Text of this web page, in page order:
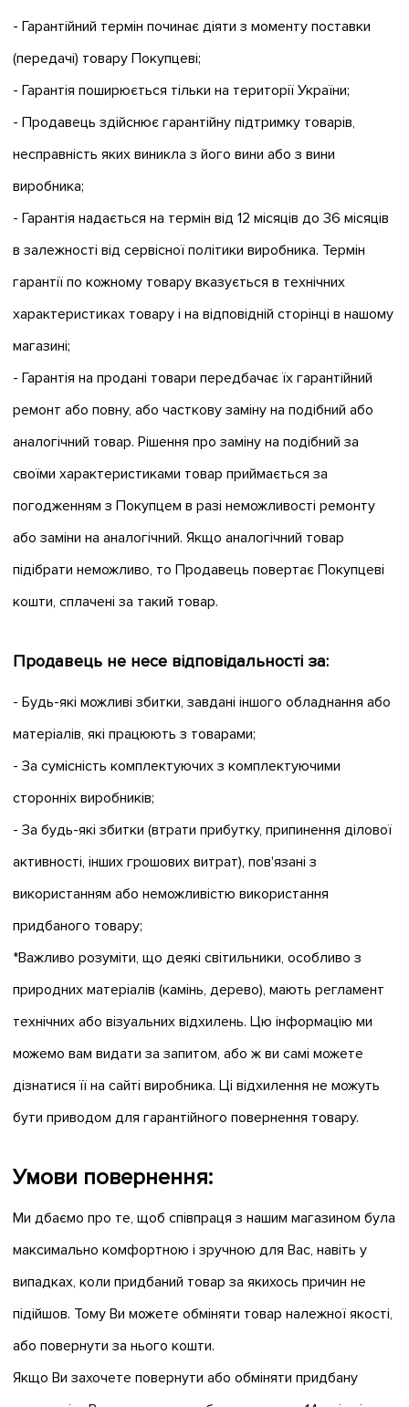
- Гарантійний термін починає діяти з моменту поставки
(передачі) товару Покупцеві;
- Гарантія поширюється тільки на території України;
- Продавець здійснює гарантійну підтримку товарів,
несправність яких виникла з його вини або з вини
виробника;
- Гарантія надається на термін від 12 місяців до 36 місяців
в залежності від сервісної політики виробника. Термін
гарантії по кожному товару вказується в технічних
характеристиках товару і на відповідній сторінці в нашому
магазині;
- Гарантія на продані товари передбачає їх гарантійний
ремонт або повну, або часткову заміну на подібний або
аналогічний товар. Рішення про заміну на подібний за
своїми характеристиками товар приймається за
погодженням з Покупцем в разі неможливості ремонту
або заміни на аналогічний. Якщо аналогічний товар
підібрати неможливо, то Продавець повертає Покупцеві
кошти, сплачені за такий товар.
Продавець не несе відповідальності за:
- Будь-які можливі збитки, завдані іншого обладнання або
матеріалів, які працюють з товарами;
- За сумісність комплектуючих з комплектуючими
сторонніх виробників;
- За будь-які збитки (втрати прибутку, припинення ділової
активності, інших грошових витрат), пов'язані з
використанням або неможливістю використання
придбаного товару;
*Важливо розуміти, що деякі світильники, особливо з
природних матеріалів (камінь, дерево), мають регламент
технічних або візуальних відхилень. Цю інформацію ми
можемо вам видати за запитом, або ж ви самі можете
дізнатися її на сайті виробника. Ці відхилення не можуть
бути приводом для гарантійного повернення товару.
Умови повернення:
Ми дбаємо про те, щоб співпраця з нашим магазином була
максимально комфортною і зручною для Вас, навіть у
випадках, коли придбаний товар за якихось причин не
підійшов. Тому Ви можете обміняти товар належної якості,
або повернути за нього кошти.
Якщо Ви захочете повернути або обміняти придбану